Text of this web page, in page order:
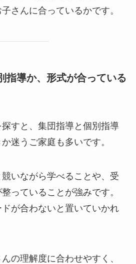
さんに合っているかです。
指導か、形式が合っている
すと、集団指導と個別指導
迷うご家庭も多いです。
いながら学べることや、受
っていることが強みです。
が合わないと置いていかれ
の理解度に合わせやすく、